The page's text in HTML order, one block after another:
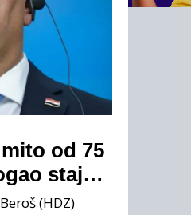
od 75
stajati
(HDZ)